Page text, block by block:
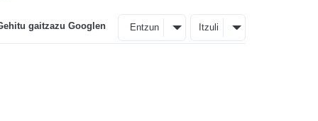
gaitzazu Googlen Entzun Itzuli